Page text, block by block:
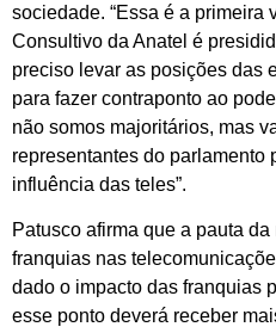
sociedade. “Essa é a primeira
Consultivo da Anatel é
preciso levar as posições das
para fazer contraponto ao
não somos majoritários, mas
representantes do parlamento
influência das teles”.
Patusco afirma que a pauta
franquias nas
dado o impacto das franquias
esse ponto deverá receber